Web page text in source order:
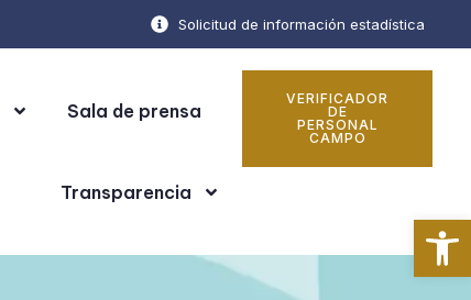
Solicitud de información estadística
Sala de prensa
Transparencia
VERIFICADOR
DE
PERSONAL
CAMPO